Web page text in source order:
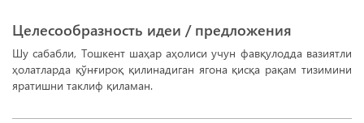
Целесообразность идеи / предложения
Шу сабабли, Тошкент шаҳар аҳолиси учун фавқулодда вазиятли
ҳолатларда қўнғироқ қилинадиган ягона қисқа рақам тизимини
яратишни таклиф қиламан.